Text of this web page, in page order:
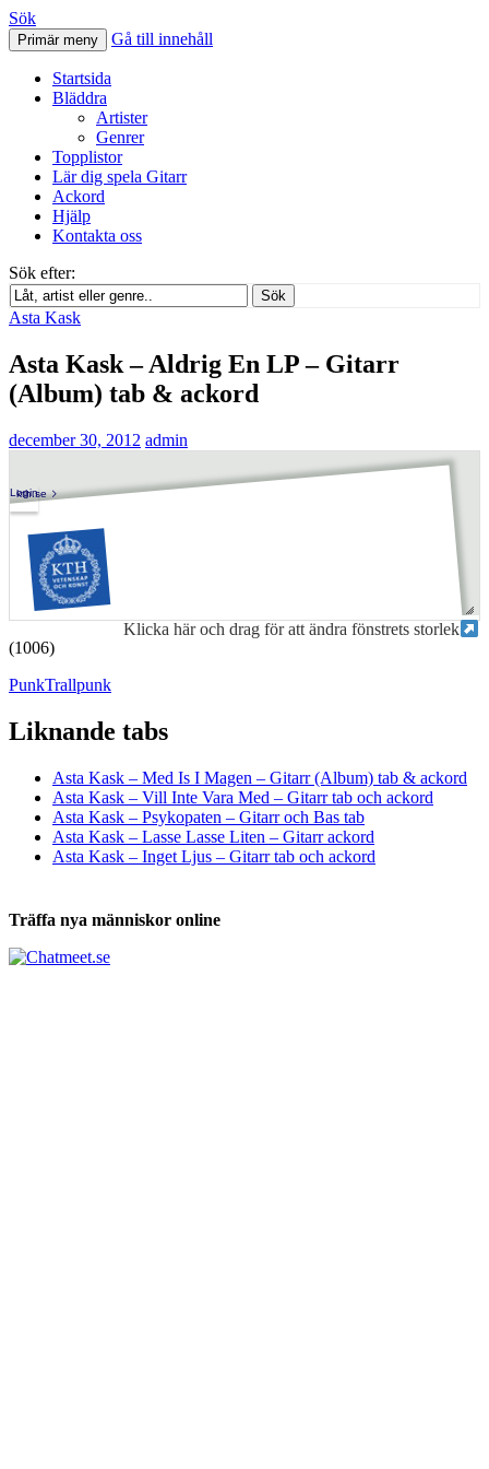
Svenskatabs.se
Sök
Primär meny Gå till innehåll
Startsida
Bläddra
Artister
Genrer
Topplistor
Lär dig spela Gitarr
Ackord
Hjälp
Kontakta oss
Sök efter:
Sök
Asta Kask
Asta Kask – Aldrig En LP – Gitarr
(Album) tab & ackord
december 30, 2012 admin
Klicka här och drag för att ändra fönstrets storlek
(1006)
PunkTrallpunk
Liknande tabs
Asta Kask – Med Is I Magen – Gitarr (Album) tab & ackord
Asta Kask – Vill Inte Vara Med – Gitarr tab och ackord
Asta Kask – Psykopaten – Gitarr och Bas tab
Asta Kask – Lasse Lasse Liten – Gitarr ackord
Asta Kask – Inget Ljus – Gitarr tab och ackord
Träffa nya människor online